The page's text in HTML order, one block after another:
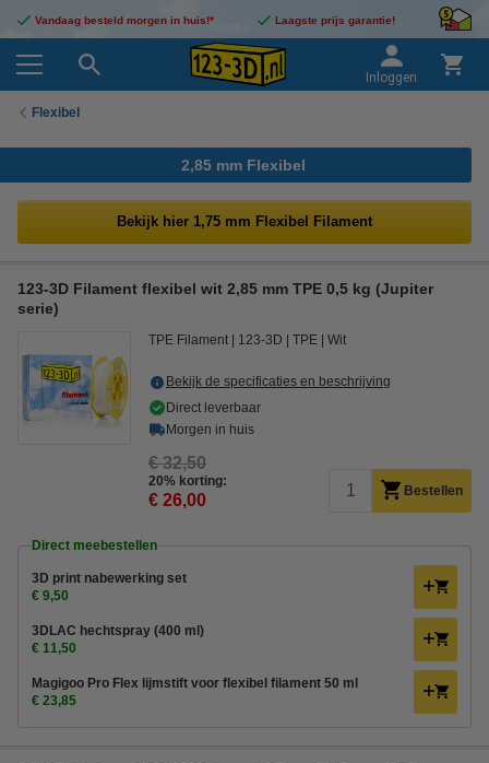
Vandaag besteld morgen in huis!* Laagste prijs garantie!
Inloggen
Flexibel
2,85 mm Flexibel
Bekijk hier 1,75 mm Flexibel Filament
123-3D Filament flexibel wit 2,85 mm TPE 0,5 kg (Jupiter
serie)
TPE Filament 123-3D TPE Wit
Bekijk de specificaties en beschrijving
Direct leverbaar
Morgen in huis
€ 32,50
20% korting:
€ 26,00 Bestellen
Direct meebestellen
3D print nabewerking set
€ 9,50
3DLAC hechtspray (400 ml)
€ 11,50
Magigoo Pro Flex lijmstift voor flexibel filament 50 ml
€ 23,85